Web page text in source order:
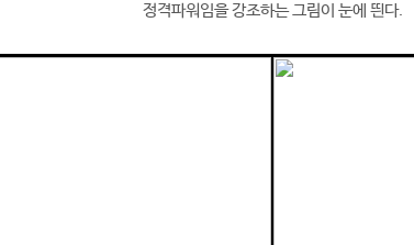
정격파워임을 강조하는 그림이 눈에 띈다.